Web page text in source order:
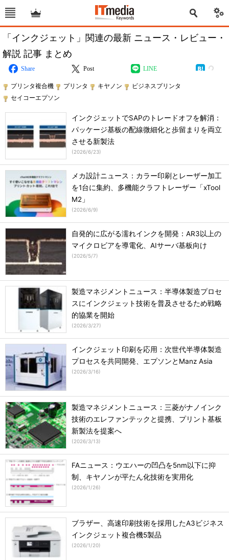
「インクジェット」関連の最新 ニュース・レビュー・
解説 記事 まとめ
Share Post LINE
プリンタ複合機 プリンタ キヤノン
ビジネスプリンタ
セイコーエプソン
インクジェットでSAPのトレードオフを解消：
パッケージ基板の配線微細化と歩留まりを両立
させる新製法
(2026/6/23)
メカ設計ニュース：カラー印刷とレーザー加工
を1台に集約、多機能クラフトレーザー「xTool
M2」
(2026/6/9)
自発的に広がる濡れインクを開発：AR3以上の
マイクロビアを導電化、AIサーバ基板向け
(2026/5/7)
製造マネジメントニュース：半導体製造プロセ
スにインクジェット技術を普及させるため戦略
的協業を開始
(2026/3/27)
インクジェット印刷を応用：次世代半導体製造
プロセスを共同開発、エプソンとManz Asia
(2026/3/16)
製造マネジメントニュース：三菱がナノインク
技術のエレファンテックと提携、プリント基板
新製法を提案へ
(2026/3/13)
FAニュース：ウエハーの凹凸を5nm以下に抑
制、キヤノンが平たん化技術を実用化
(2026/1/26)
ブラザー、高速印刷技術を採用したA3ビジネス
インクジェット複合機5製品
(2026/1/20)